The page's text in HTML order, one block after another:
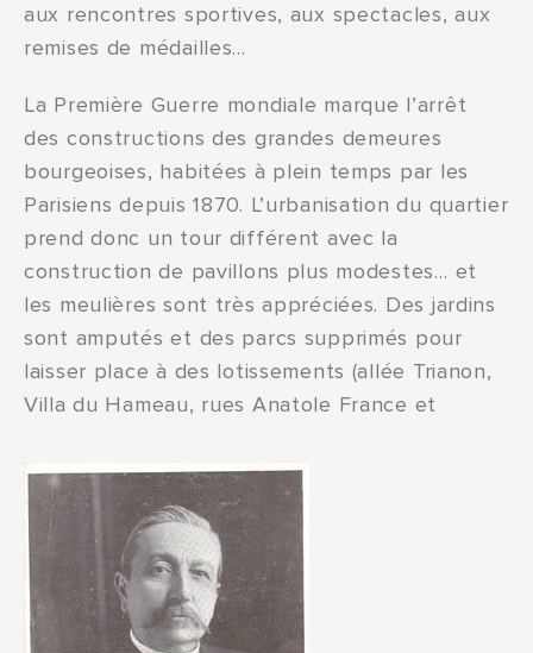
aux rencontres sportives, aux spectacles, aux
remises de médailles…
La Première Guerre mondiale marque l’arrêt
des constructions des grandes demeures
bourgeoises, habitées à plein temps par les
Parisiens depuis 1870. L’urbanisation du quartier
prend donc un tour différent avec la
construction de pavillons plus modestes… et
les meulières sont très appréciées. Des jardins
sont amputés et des parcs supprimés pour
laisser place à des lotissements (allée Trianon,
Villa du Hameau, rues Anatole France et